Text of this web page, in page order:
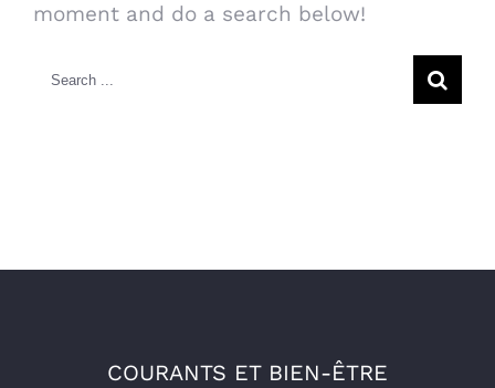
moment and do a search below!
Search
COURANTS ET BIEN-ÊTRE